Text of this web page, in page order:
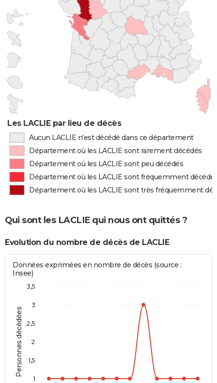
Les LACLIE par lieu de décès
Aucun LACLIE n'est décédé dans ce département
Département où les LACLIE sont rarement décédés
Département où les LACLIE sont peu décédés
Département où les LACLIE sont fréquemment
Département où les LACLIE sont très fréquemment
Qui sont les LACLIE qui nous ont quittés ?
Evolution du nombre de décès de LACLIE
Personnes décédées
Données exprimées en nombre de décès (source :
Insee)
1
1,5
2
2,5
3
3,5